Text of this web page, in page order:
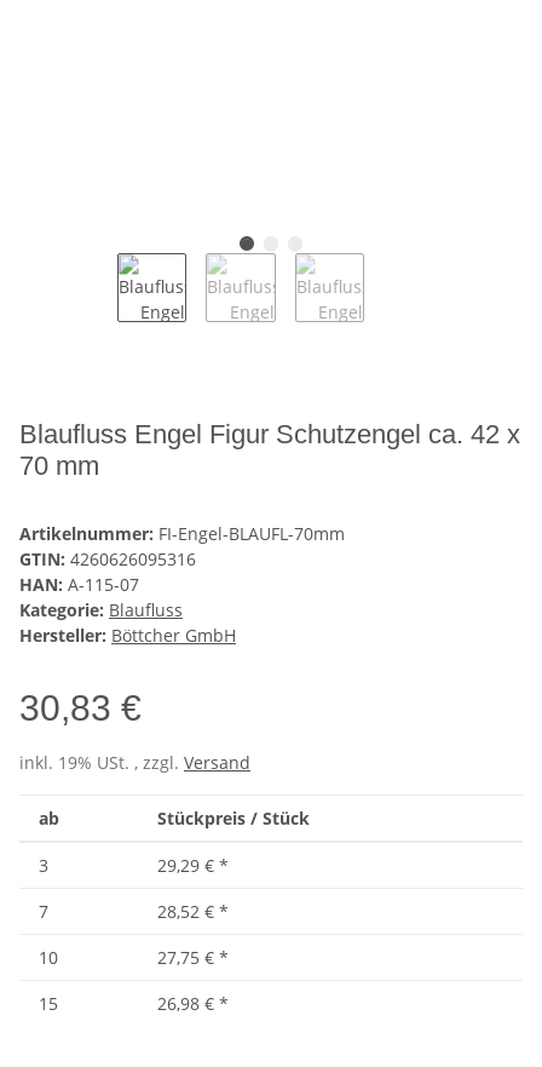
Blaufluss Engel Figur Schutzengel ca. 42 x
70 mm
Artikelnummer: FI-Engel-BLAUFL-70mm
GTIN: 4260626095316
HAN: A-115-07
Kategorie: Blaufluss
Hersteller: Böttcher GmbH
30,83 €
inkl. 19% USt. , zzgl. Versand
ab Stückpreis / Stück
3 29,29 € *
7
28,52 € *
10
27,75 € *
15
26,98 € *